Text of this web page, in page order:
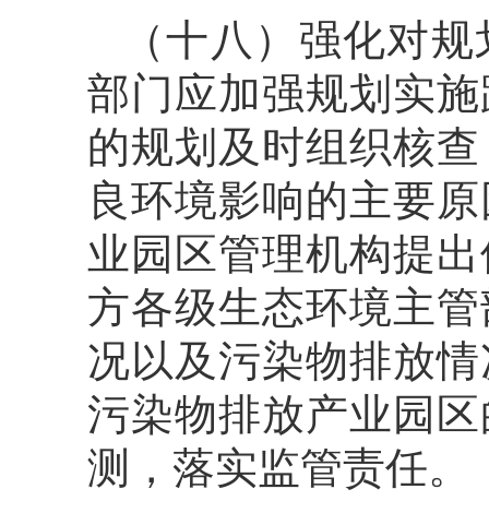
（十八）强化对
部门应加强规划实
的规划及时组织核
良环境影响的主要
业园区管理机构提
方各级生态环境主
况以及污染物排放
污染物排放产业园
测，落实监管责任。